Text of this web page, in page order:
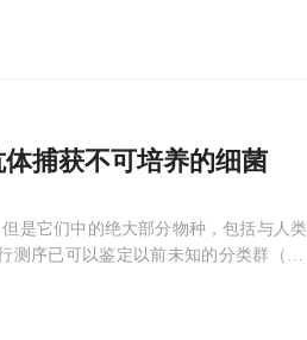
捕获不可培养的细菌
是它们中的绝大部分物种，包括与人类
序已可以鉴定以前未知的分类群（tax